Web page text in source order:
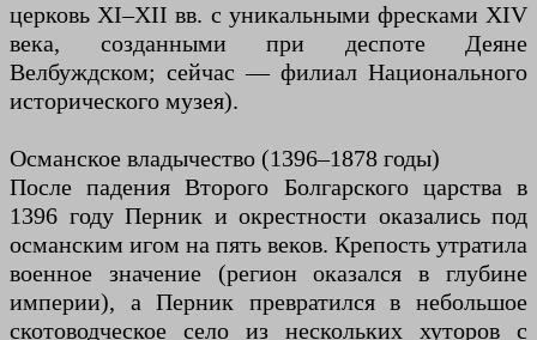
церковь XI–XII вв. с уникальными фресками XIV
века, созданными при деспоте Деяне
Велбуждском; сейчас — филиал Национального
исторического музея).
Османское владычество (1396–1878 годы)
После падения Второго Болгарского царства в
1396 году Перник и окрестности оказались под
османским игом на пять веков. Крепость утратила
военное значение (регион оказался в глубине
империи), а Перник превратился в небольшое
скотоводческое село из нескольких хуторов с